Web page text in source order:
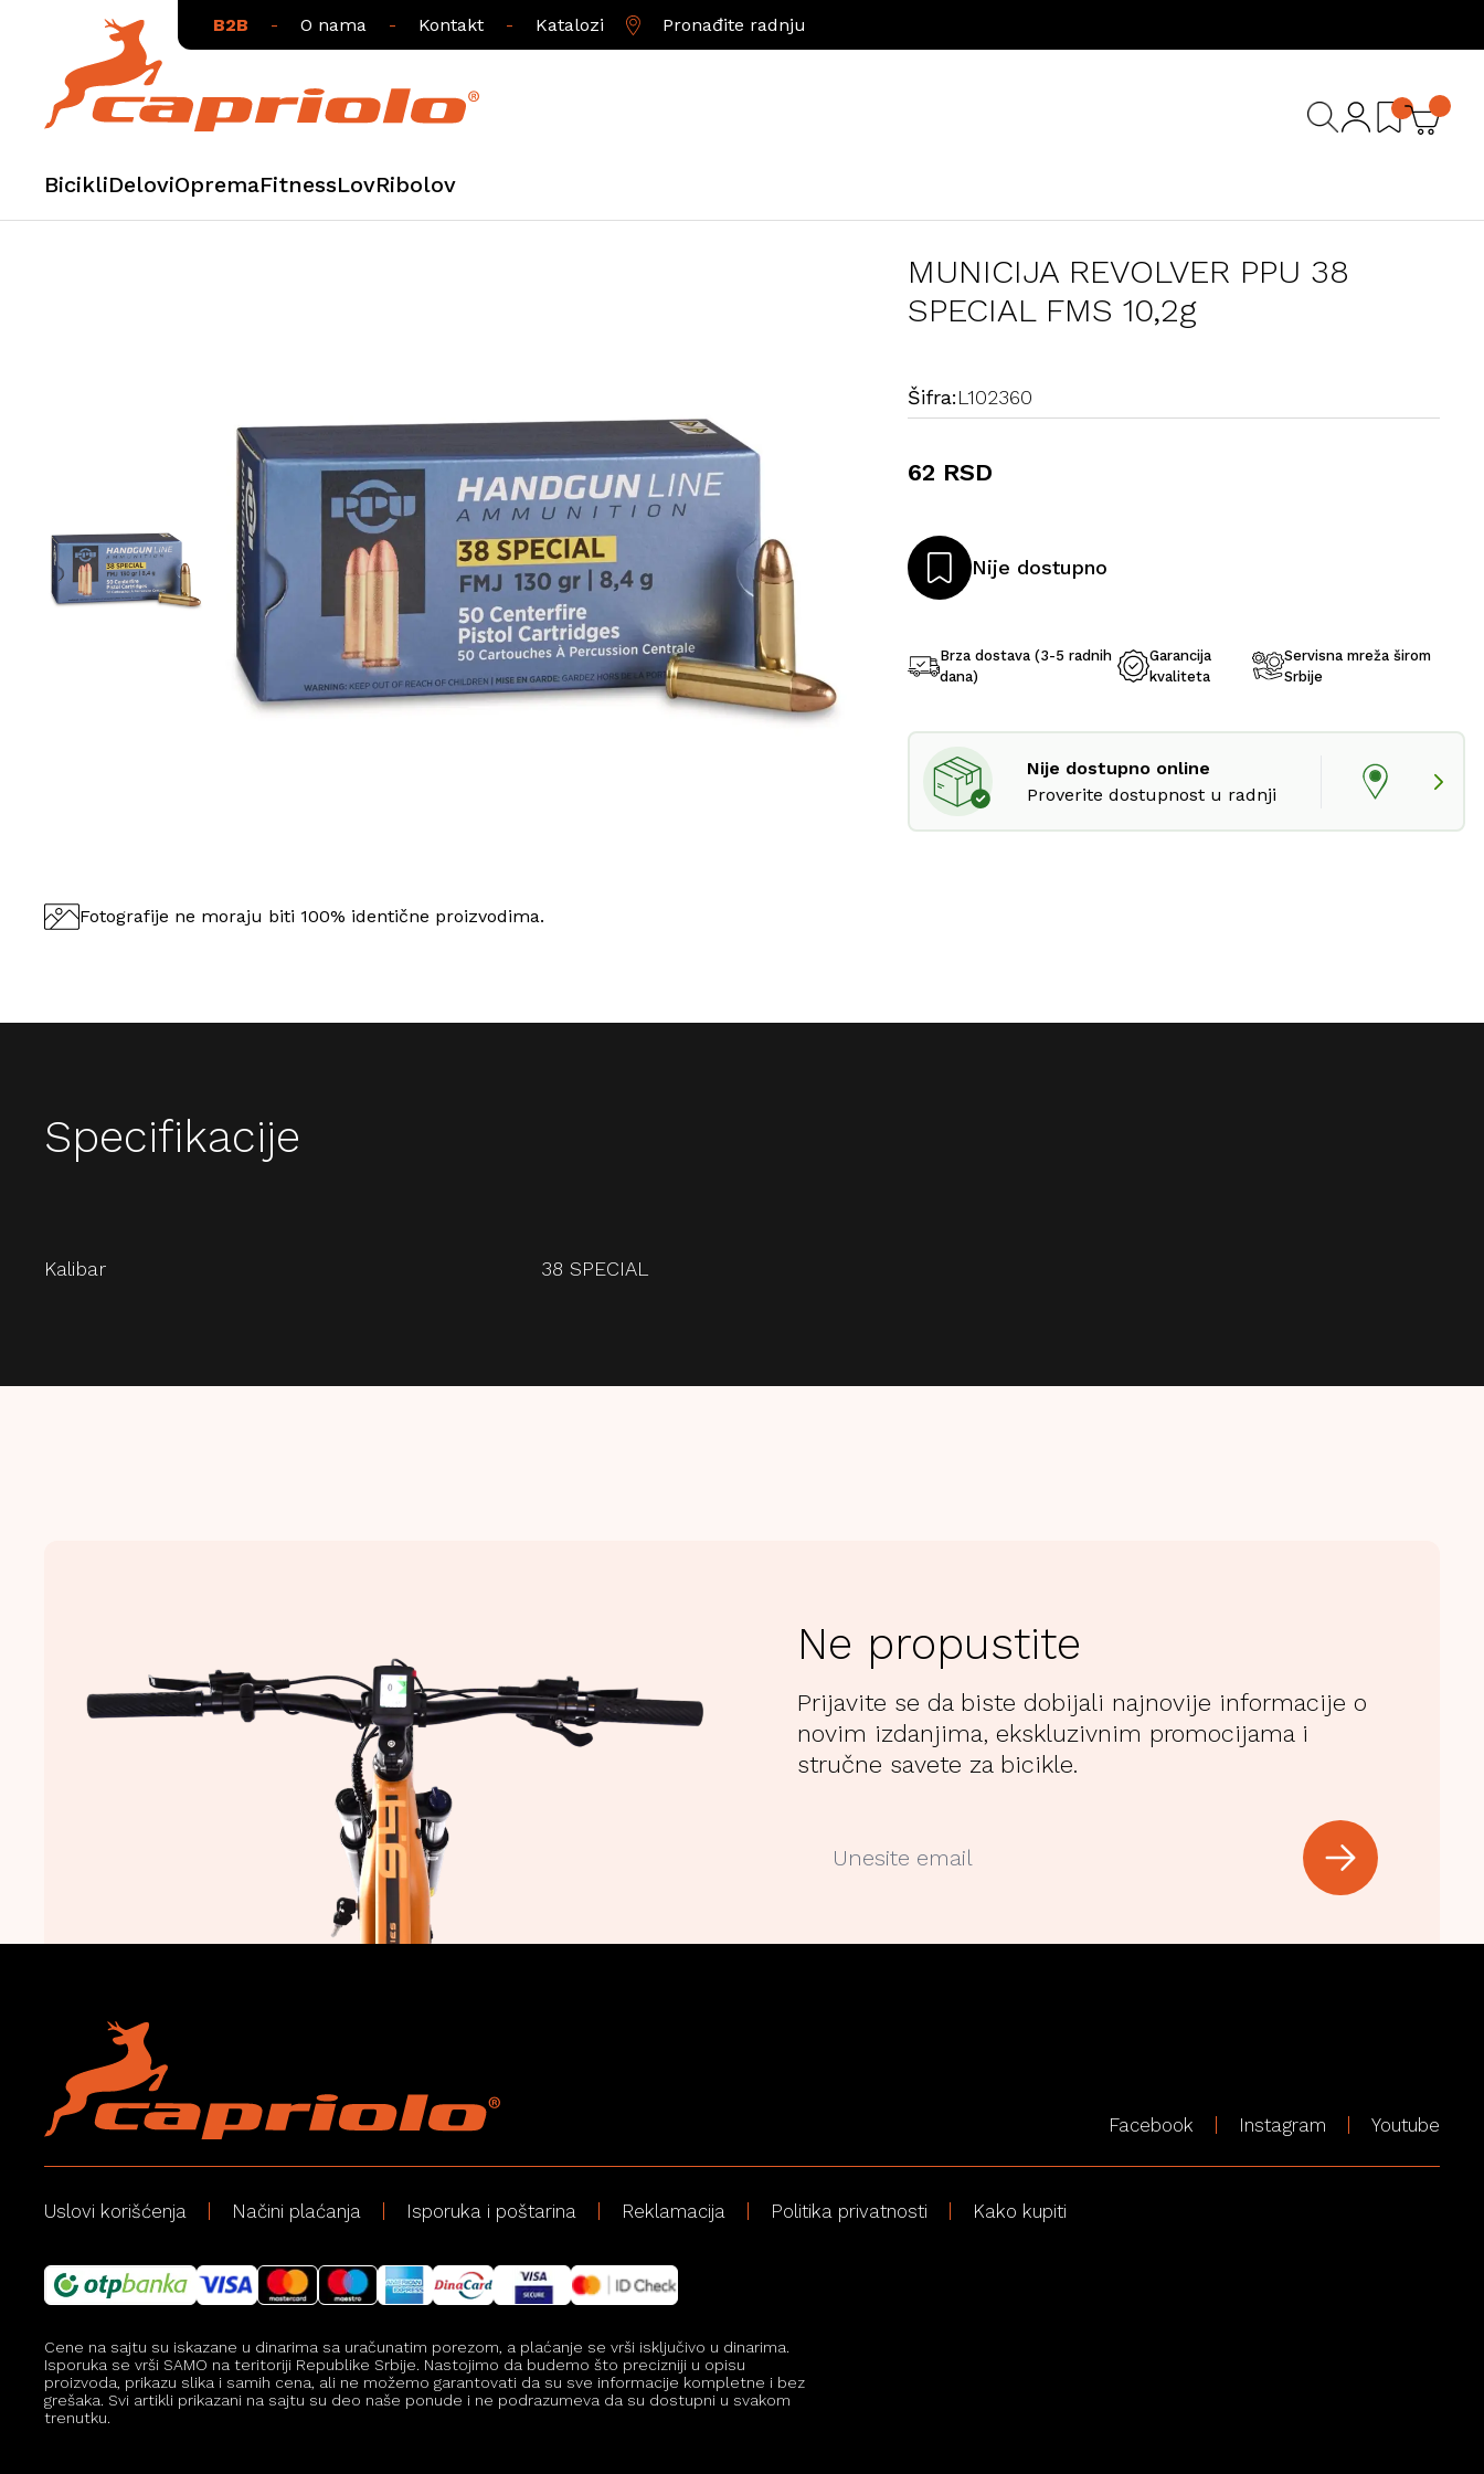
B2B - O nama - Kontakt - Katalozi Pronađite radnju
BicikliDeloviOpremaFitnessLovRibolov
Fotografije ne moraju biti 100% identične proizvodima.
MUNICIJA REVOLVER PPU 38
SPECIAL FMS 10,2g
Šifra:L102360
62 RSD
Nije dostupno
Brza dostava (3-5 radnih
dana)
Garancija
kvaliteta
Servisna mreža širom
Srbije
Nije dostupno online
Proverite dostupnost u radnji
Specifikacije
Kalibar 38 SPECIAL
Ne propustite
Prijavite se da biste dobijali najnovije informacije o
novim izdanjima, ekskluzivnim promocijama i
stručne savete za bicikle.
Facebook Instagram Youtube
Uslovi korišćenja Načini plaćanja Isporuka i poštarina Reklamacija Politika privatnosti Kako kupiti
Cene na sajtu su iskazane u dinarima sa uračunatim porezom, a plaćanje se vrši isključivo u dinarima.
Isporuka se vrši SAMO na teritoriji Republike Srbije. Nastojimo da budemo što precizniji u opisu
proizvoda, prikazu slika i samih cena, ali ne možemo garantovati da su sve informacije kompletne i bez
grešaka. Svi artikli prikazani na sajtu su deo naše ponude i ne podrazumeva da su dostupni u svakom
trenutku.